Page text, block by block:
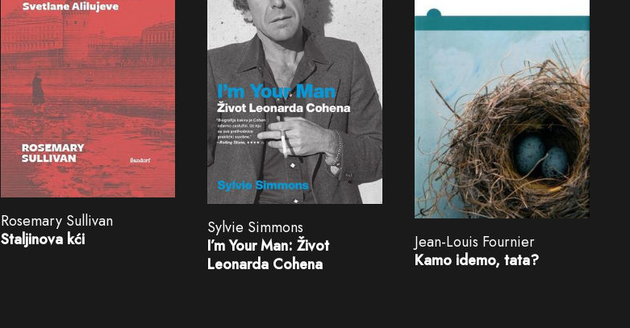
Rosemary Sullivan
Staljinova kći
Sylvie Simmons
I’m Your Man: Život
Leonarda Cohena
Jean-Louis Fournier
Kamo idemo, tata?